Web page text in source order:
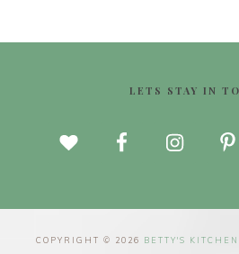
LETS STAY IN
COPYRIGHT © 2026 BETTY'S KITCHEN